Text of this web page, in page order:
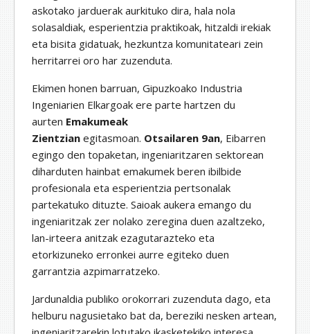
askotako jarduerak aurkituko dira, hala nola
solasaldiak, esperientzia praktikoak, hitzaldi irekiak
eta bisita gidatuak, hezkuntza komunitateari zein
herritarrei oro har zuzenduta.
Ekimen honen barruan, Gipuzkoako Industria
Ingeniarien Elkargoak ere parte hartzen du
aurten Emakumeak
Zientzian egitasmoan. Otsailaren 9an, Eibarren
egingo den topaketan, ingeniaritzaren sektorean
diharduten hainbat emakumek beren ibilbide
profesionala eta esperientzia pertsonalak
partekatuko dituzte. Saioak aukera emango du
ingeniaritzak zer nolako zeregina duen azaltzeko,
lan-irteera anitzak ezagutarazteko eta
etorkizuneko erronkei aurre egiteko duen
garrantzia azpimarratzeko.
Jardunaldia publiko orokorrari zuzenduta dago, eta
helburu nagusietako bat da, bereziki nesken artean,